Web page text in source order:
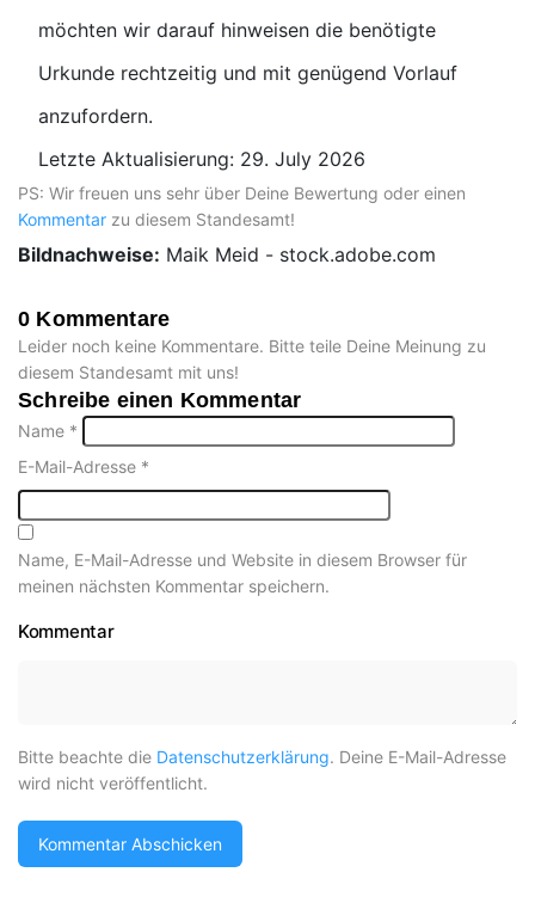
möchten wir darauf hinweisen die benötigte
Urkunde rechtzeitig und mit genügend Vorlauf
anzufordern.
Letzte Aktualisierung: 29. July 2026
PS: Wir freuen uns sehr über Deine Bewertung oder einen
Kommentar zu diesem Standesamt!
Bildnachweise: Maik Meid - stock.adobe.com
0 Kommentare
Leider noch keine Kommentare. Bitte teile Deine Meinung zu
diesem Standesamt mit uns!
Schreibe einen Kommentar
Name *
E-Mail-Adresse *
Name, E-Mail-Adresse und Website in diesem Browser für
meinen nächsten Kommentar speichern.
Kommentar
Bitte beachte die Datenschutzerklärung. Deine E-Mail-Adresse
wird nicht veröffentlicht.